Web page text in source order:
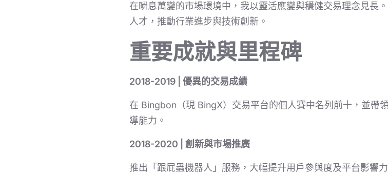
在瞬息萬變的市場環境中，我以靈活應變與穩健交易理念見長
人才，推動行業進步與技術創新。
重要成就與里程碑
2018-2019 | 優異的交易成績
在 Bingbon（現 BingX）交易平台的個人賽中名列前十，並帶
導能力。
2018-2020 | 創新與市場推廣
推出「跟屁蟲機器人」服務，大幅提升用戶參與度及平台影響